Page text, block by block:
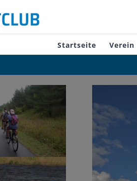
Startseite Verein